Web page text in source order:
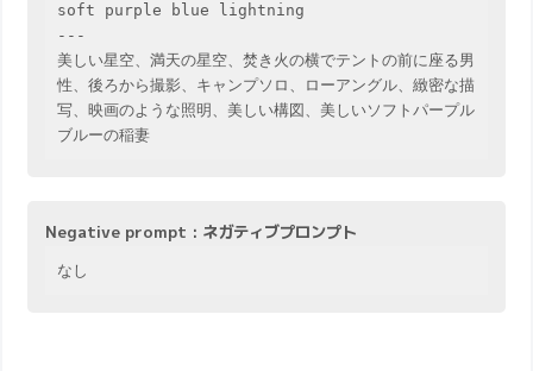
soft purple blue lightning
---
美しい星空、満天の星空、焚き火の横でテントの前に座る男
性、後ろから撮影、キャンプソロ、ローアングル、緻密な描
写、映画のような照明、美しい構図、美しいソフトパープル
ブルーの稲妻
Negative prompt : ネガティブプロンプト
なし